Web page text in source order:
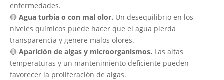
enfermedades.
🔴 Agua turbia o con mal olor. Un desequilibrio en los
niveles químicos puede hacer que el agua pierda
transparencia y genere malos olores.
🔴 Aparición de algas y microorganismos. Las altas
temperaturas y un mantenimiento deficiente pueden
favorecer la proliferación de algas.